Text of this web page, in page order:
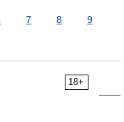
7 8
9
18+